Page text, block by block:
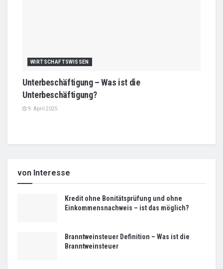
WIRTSCHAFTSWISSEN
Unterbeschäftigung – Was ist die
Unterbeschäftigung?
9. April 2025
von Interesse
Kredit ohne Bonitätsprüfung und ohne
Einkommensnachweis – ist das möglich?
Branntweinsteuer Definition – Was ist die
Branntweinsteuer